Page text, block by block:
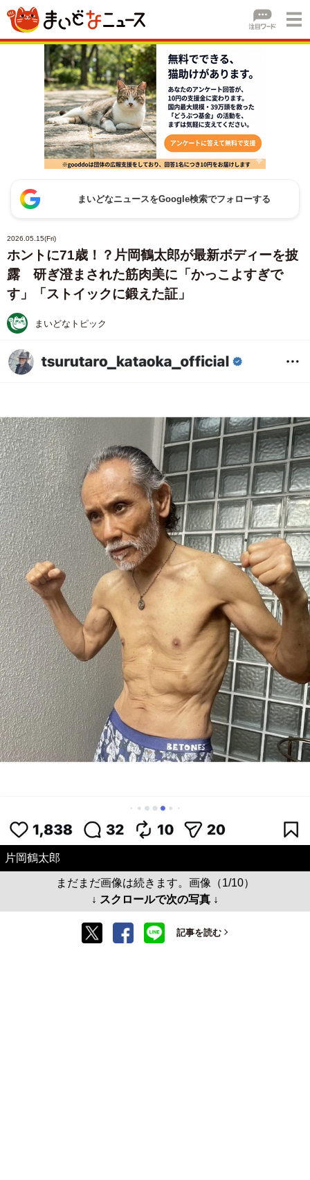
まいどなニュースをGoogle検索でフォローする
2026.05.15(Fri)
ホントに71歳！？片岡鶴太郎が最新ボディーを披
露 研ぎ澄まされた筋肉美に「かっこよすぎで
す」「ストイックに鍛えた証」
まいどなトピック
片岡鶴太郎
まだまだ画像は続きます。画像（1/10）
↓ スクロールで次の写真 ↓
記事を読む